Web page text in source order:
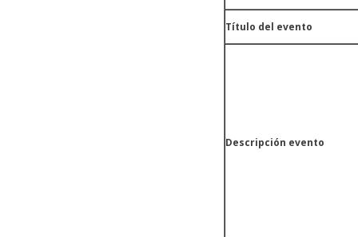
Título del evento
Descripción evento